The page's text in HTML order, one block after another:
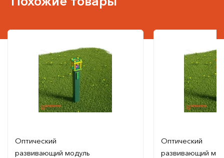
Оптический
развивающий модуль
Оптический
развивающий